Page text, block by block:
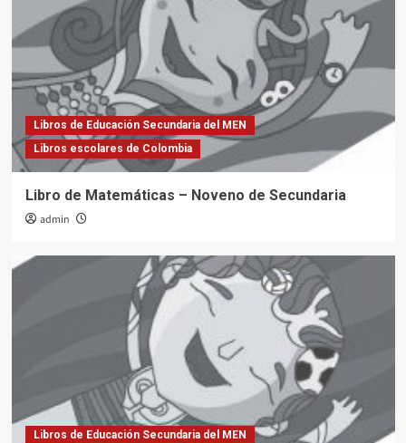
Libros de Educación Secundaria del MEN
Libros escolares de Colombia
Libro de Matemáticas – Noveno de Secundaria
admin
Libros de Educación Secundaria del MEN